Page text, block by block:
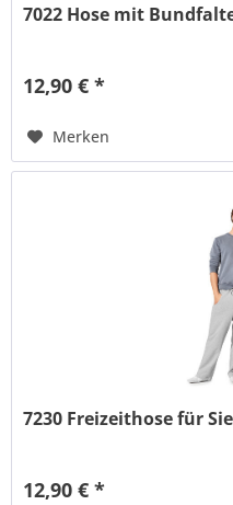
7022 Hose mit
12,90 € *
Merken
7230 Freizeithose für
12,90 € *